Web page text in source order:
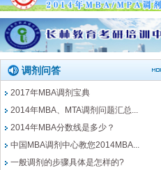
调剂问答
2017年MBA调剂宝典
2014年MBA、MTA调剂问题汇总...
2014年MBA分数线是多少？
中国MBA调剂中心教您2014MBA...
一般调剂的步骤具体是怎样的?